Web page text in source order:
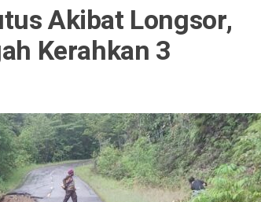
Akibat Longsor,
Kerahkan 3